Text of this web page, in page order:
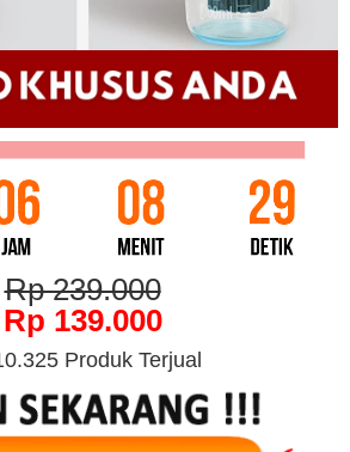
Rp 239.000
Rp 139.000
Produk Terjual